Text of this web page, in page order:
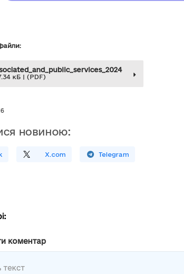
кБ | (PDF)
новиною:
X.comПоширити У Telegram
коментар